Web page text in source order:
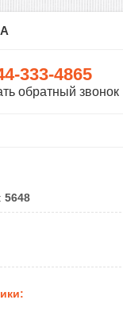
333-4865
обратный звонок
5648